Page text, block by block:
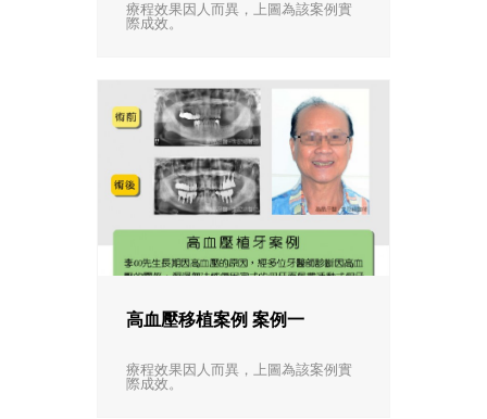
療程效果因人而異，上圖為該案例實
際成效。
高血壓移植案例 案例一
療程效果因人而異，上圖為該案例實
際成效。